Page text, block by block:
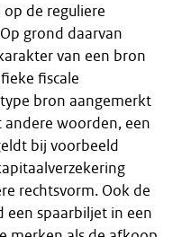
de reguliere
grond daarvan
van een bron
fiscale
bron aangemerkt
woorden, een
bij voorbeeld
rechtsvorm. Ook de
een spaarbiljet in een